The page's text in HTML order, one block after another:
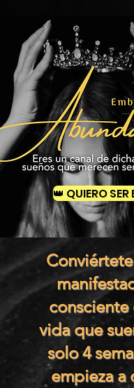
consciente
vida que
solo 4
empieza a